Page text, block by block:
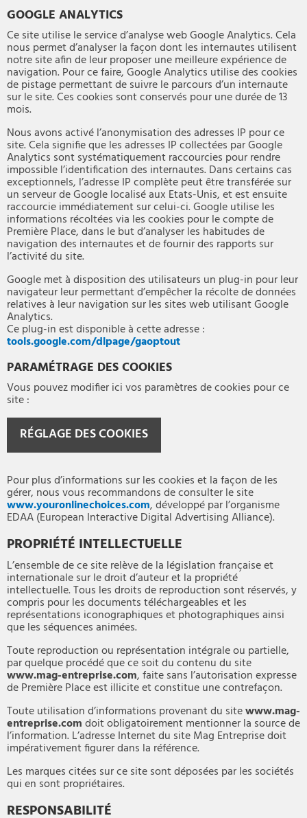
GOOGLE ANALYTICS
Ce site utilise le service d’analyse web Google Analytics. Cela
nous permet d’analyser la façon dont les internautes utilisent
notre site afin de leur proposer une meilleure expérience de
navigation. Pour ce faire, Google Analytics utilise des cookies
de pistage permettant de suivre le parcours d’un internaute
sur le site. Ces cookies sont conservés pour une durée de 13
mois.
Nous avons activé l’anonymisation des adresses IP pour ce
site. Cela signifie que les adresses IP collectées par Google
Analytics sont systématiquement raccourcies pour rendre
impossible l’identification des internautes. Dans certains cas
exceptionnels, l’adresse IP complète peut être transférée sur
un serveur de Google localisé aux Etats-Unis, et est ensuite
raccourcie immédiatement sur celui-ci. Google utilise les
informations récoltées via les cookies pour le compte de
Première Place, dans le but d’analyser les habitudes de
navigation des internautes et de fournir des rapports sur
l’activité du site.
Google met à disposition des utilisateurs un plug-in pour leur
navigateur leur permettant d’empêcher la récolte de données
relatives à leur navigation sur les sites web utilisant Google
Analytics.
Ce plug-in est disponible à cette adresse :
tools.google.com/dlpage/gaoptout
PARAMÉTRAGE DES COOKIES
Vous pouvez modifier ici vos paramètres de cookies pour ce
site :
RÉGLAGE DES COOKIES
Pour plus d’informations sur les cookies et la façon de les
gérer, nous vous recommandons de consulter le site
www.youronlinechoices.com, développé par l’organisme
EDAA (European Interactive Digital Advertising Alliance).
PROPRIÉTÉ INTELLECTUELLE
L’ensemble de ce site relève de la législation française et
internationale sur le droit d’auteur et la propriété
intellectuelle. Tous les droits de reproduction sont réservés, y
compris pour les documents téléchargeables et les
représentations iconographiques et photographiques ainsi
que les séquences animées.
Toute reproduction ou représentation intégrale ou partielle,
par quelque procédé que ce soit du contenu du site
www.mag-entreprise.com, faite sans l’autorisation expresse
de Première Place est illicite et constitue une contrefaçon.
Toute utilisation d’informations provenant du sitewww.mag-
entreprise.comdoit obligatoirement mentionner la source de
l’information. L’adresse Internet du site Mag Entreprise doit
impérativement figurer dans la référence.
Les marques citées sur ce site sont déposées par les sociétés
qui en sont propriétaires.
RESPONSABILITÉ